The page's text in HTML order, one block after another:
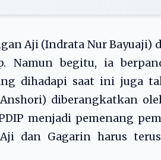
Aji (Indrata Nur Bayuaji)
Namun begitu, ia
dihadapi saat ini juga
diberangkatkan
menjadi pemenang
dan Gagarin harus